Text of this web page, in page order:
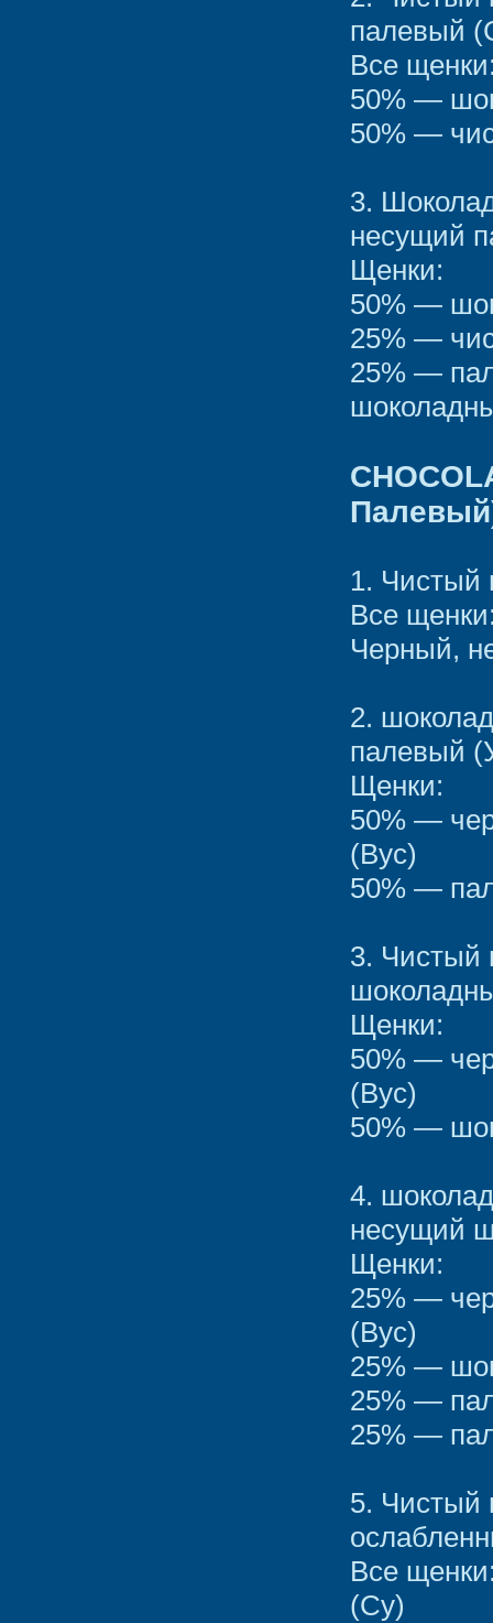
палевый
Все
50% —
50% —
3.
несущий
Щенки:
50% —
25% —
25% —
1.
Все
Черный,
2.
палевый
Щенки:
50% —
(Вус)
50% —
3. Чистый
Щенки:
50% —
(Вус)
50% —
4.
несущий
Щенки:
25% —
(Вус)
25% —
25% —
25% —
5. Чистый
Все
(Су)